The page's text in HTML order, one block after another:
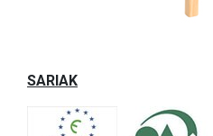
SARIAK